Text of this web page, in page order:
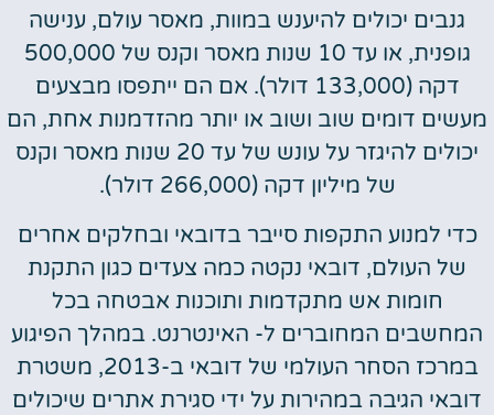
גנבים יכולים להיענש במוות, מאסר עולם, ענישה
גופנית, או עד 10 שנות מאסר וקנס של 500,000
דקה (133,000 דולר). אם הם ייתפסו מבצעים
מעשים דומים שוב ושוב או יותר מהזדמנות אחת, הם
יכולים להיגזר על עונש של עד 20 שנות מאסר וקנס
של מיליון דקה (266,000 דולר).
כדי למנוע התקפות סייבר בדובאי ובחלקים אחרים
של העולם, דובאי נקטה כמה צעדים כגון התקנת
חומות אש מתקדמות ותוכנות אבטחה בכל
המחשבים המחוברים ל- האינטרנט. במהלך הפיגוע
במרכז הסחר העולמי של דובאי ב-2013, משטרת
דובאי הגיבה במהירות על ידי סגירת אתרים שיכולים